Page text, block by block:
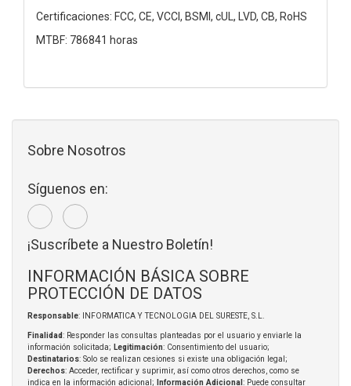
Certificaciones: FCC, CE, VCCI, BSMI, cUL, LVD, CB, RoHS
MTBF: 786841 horas
Sobre Nosotros
Síguenos en:
¡Suscríbete a Nuestro Boletín!
INFORMACIÓN BÁSICA SOBRE
PROTECCIÓN DE DATOS
Responsable: INFORMATICA Y TECNOLOGIA DEL SURESTE, S.L.
Finalidad: Responder las consultas planteadas por el usuario y enviarle la
información solicitada; Legitimación: Consentimiento del usuario;
Destinatarios: Solo se realizan cesiones si existe una obligación legal;
Derechos: Acceder, rectificar y suprimir, así como otros derechos, como se
indica en la información adicional;
Información Adicional : Puede consultar